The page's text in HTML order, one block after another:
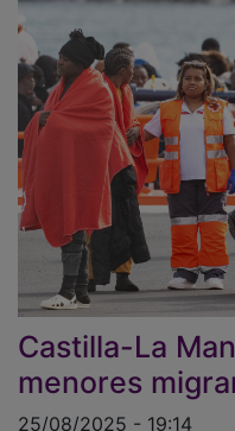
Castilla-La
menores
25/08/2025 - 19:14